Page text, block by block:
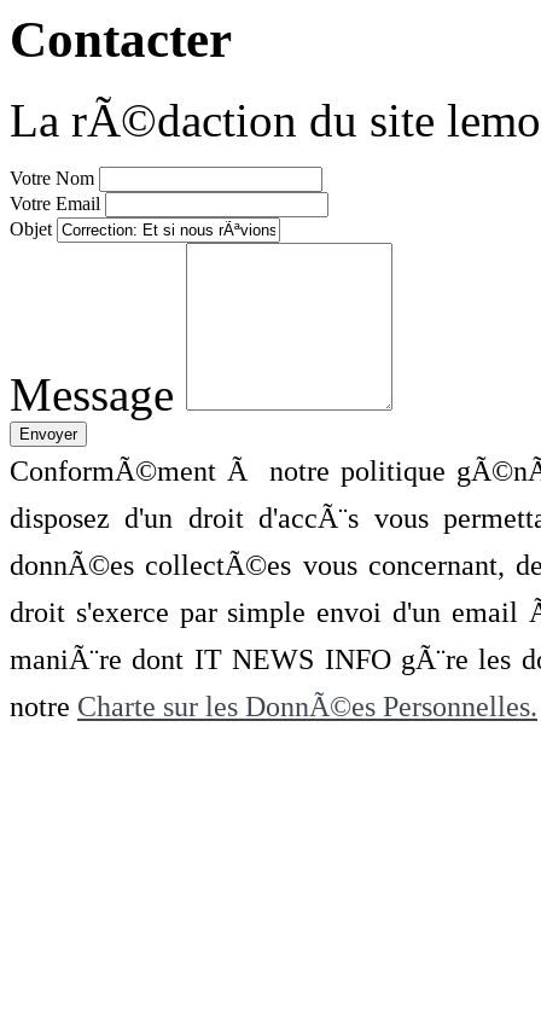
Contacter
La rÃ©daction du site
Votre Nom
Votre Email
Objet
Message
ConformÃ©ment Ã notre politique
disposez d'un droit d'accÃ¨s vous
donnÃ©es collectÃ©es vous concernant,
droit s'exerce par simple envoi d'un
maniÃ¨re dont IT NEWS INFO gÃ¨re les
notre Charte sur les DonnÃ©es Personnelles.